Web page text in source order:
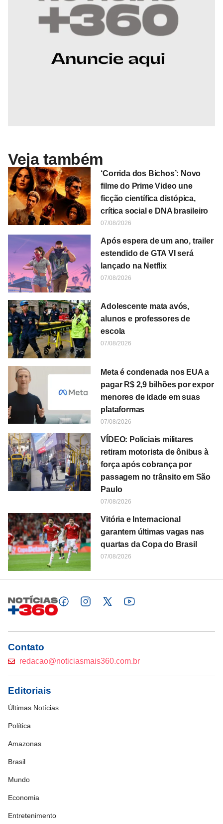
Veja também
‘Corrida dos Bichos’: Novo
filme do Prime Video une
ficção científica distópica,
crítica social e DNA brasileiro
07/08/2026
Após espera de um ano, trailer
estendido de GTA VI será
lançado na Netflix
07/08/2026
Adolescente mata avós,
alunos e professores de
escola
07/08/2026
Meta é condenada nos EUA a
pagar R$ 2,9 bilhões por expor
menores de idade em suas
plataformas
07/08/2026
VÍDEO: Policiais militares
retiram motorista de ônibus à
força após cobrança por
passagem no trânsito em São
Paulo
07/08/2026
Vitória e Internacional
garantem últimas vagas nas
quartas da Copa do Brasil
07/08/2026
Contato
redacao@noticiasmais360.com.br
Editoriais
Últimas Notícias
Política
Amazonas
Brasil
Mundo
Economia
Entretenimento